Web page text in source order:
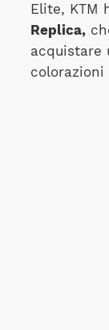
Elite, KTM
Replica,
acquistare
colorazioni